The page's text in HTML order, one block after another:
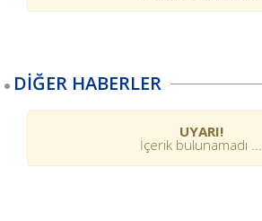
DİĞER HABERLER
UYARI!
İçerik bulunamadı ...